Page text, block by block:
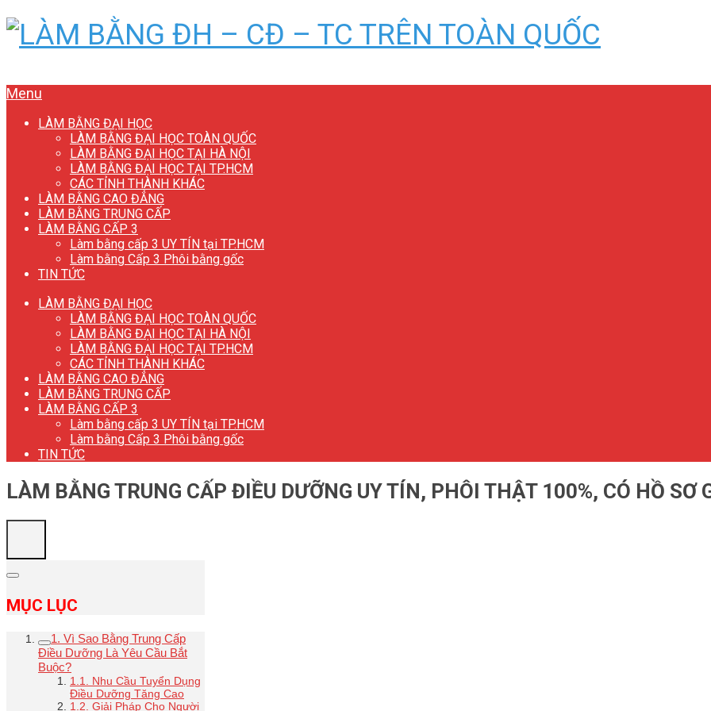
Menu
LÀM BẰNG ĐẠI HỌC
LÀM BẰNG ĐẠI HỌC TOÀN QUỐC
LÀM BẰNG ĐẠI HỌC TẠI HÀ NỘI
LÀM BẰNG ĐẠI HỌC TẠI TP.HCM
CÁC TỈNH THÀNH KHÁC
LÀM BẰNG CAO ĐẲNG
LÀM BẰNG TRUNG CẤP
LÀM BẰNG CẤP 3
Làm bằng cấp 3 UY TÍN tại TP.HCM
Làm bằng Cấp 3 Phôi bằng gốc
TIN TỨC
LÀM BẰNG ĐẠI HỌC
LÀM BẰNG ĐẠI HỌC TOÀN QUỐC
LÀM BẰNG ĐẠI HỌC TẠI HÀ NỘI
LÀM BẰNG ĐẠI HỌC TẠI TP.HCM
CÁC TỈNH THÀNH KHÁC
LÀM BẰNG CAO ĐẲNG
LÀM BẰNG TRUNG CẤP
LÀM BẰNG CẤP 3
Làm bằng cấp 3 UY TÍN tại TP.HCM
Làm bằng Cấp 3 Phôi bằng gốc
TIN TỨC
LÀM BẰNG TRUNG CẤP ĐIỀU DƯỠNG UY TÍN, PHÔI THẬT 100%, CÓ HỒ SƠ
MỤC LỤC
1. Vì Sao Bằng Trung Cấp
Điều Dưỡng Là Yêu Cầu Bắt
Buộc?
1.1. Nhu Cầu Tuyển Dụng
Điều Dưỡng Tăng Cao
1.2. Giải Pháp Cho Người